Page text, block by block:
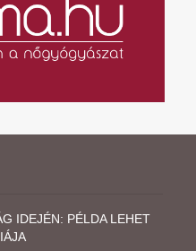
IDEJÉN: PÉLDA LEHET